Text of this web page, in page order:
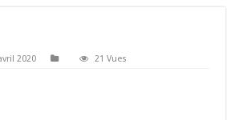
2020 21 Vues